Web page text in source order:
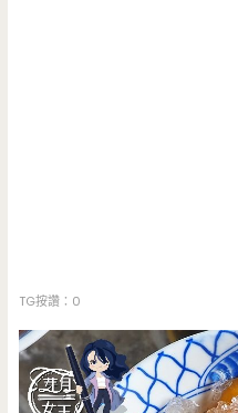
TG按讚：0